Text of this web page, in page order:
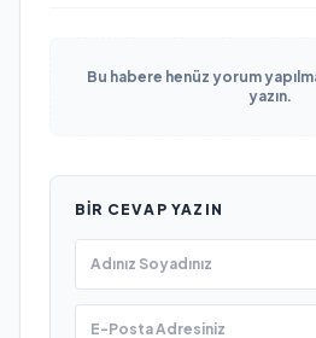
Bu habere henüz yorum
yazın.
BIR CEVAP YAZIN